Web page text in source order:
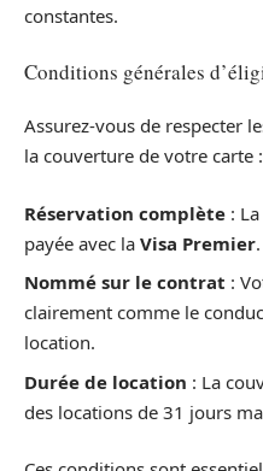
constantes.
Conditions générales
Assurez-vous de respecter
la couverture de votre carte :
Réservation complète :
payée avec la Visa Premier.
Nommé sur le contrat :
clairement comme le
location.
Durée de location : La
des locations de 31 jours